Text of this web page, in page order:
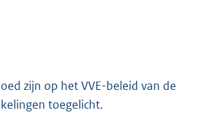
zijn op het VVE-beleid van de
toegelicht.